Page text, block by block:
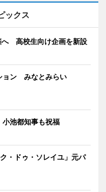
ックス
へ 高校生向け企画を新設
ョン みなとみらい
池都知事も祝福
・ドゥ・ソレイユ」元パ